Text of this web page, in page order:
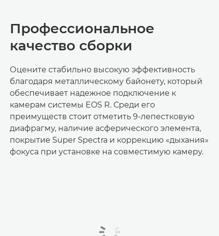
Профессиональное
качество сборки
Оцените стабильно высокую эффективность
благодаря металлическому байонету, который
обеспечивает надежное подключение к
камерам системы EOS R. Среди его
преимуществ стоит отметить 9-лепестковую
диафрагму, наличие асферического элемента,
покрытие Super Spectra и коррекцию «дыхания»
фокуса при установке на совместимую камеру.